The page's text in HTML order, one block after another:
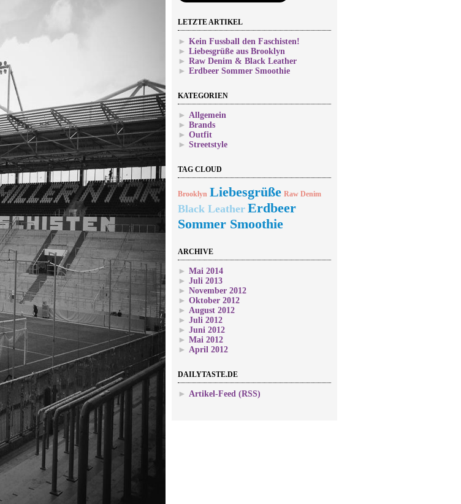
LETZTE ARTIKEL
► Kein Fussball den Faschisten!
► Liebesgrüße aus Brooklyn
► Raw Denim & Black Leather
► Erdbeer Sommer Smoothie
KATEGORIEN
► Allgemein
► Brands
► Outfit
► Streetstyle
TAG CLOUD
Brooklyn Liebesgrüße Raw Denim
Black Leather Erdbeer
Sommer Smoothie
ARCHIVE
► Mai 2014
► Juli 2013
► November 2012
► Oktober 2012
► August 2012
► Juli 2012
► Juni 2012
► Mai 2012
► April 2012
DAILYTASTE.DE
► Artikel-Feed (RSS)